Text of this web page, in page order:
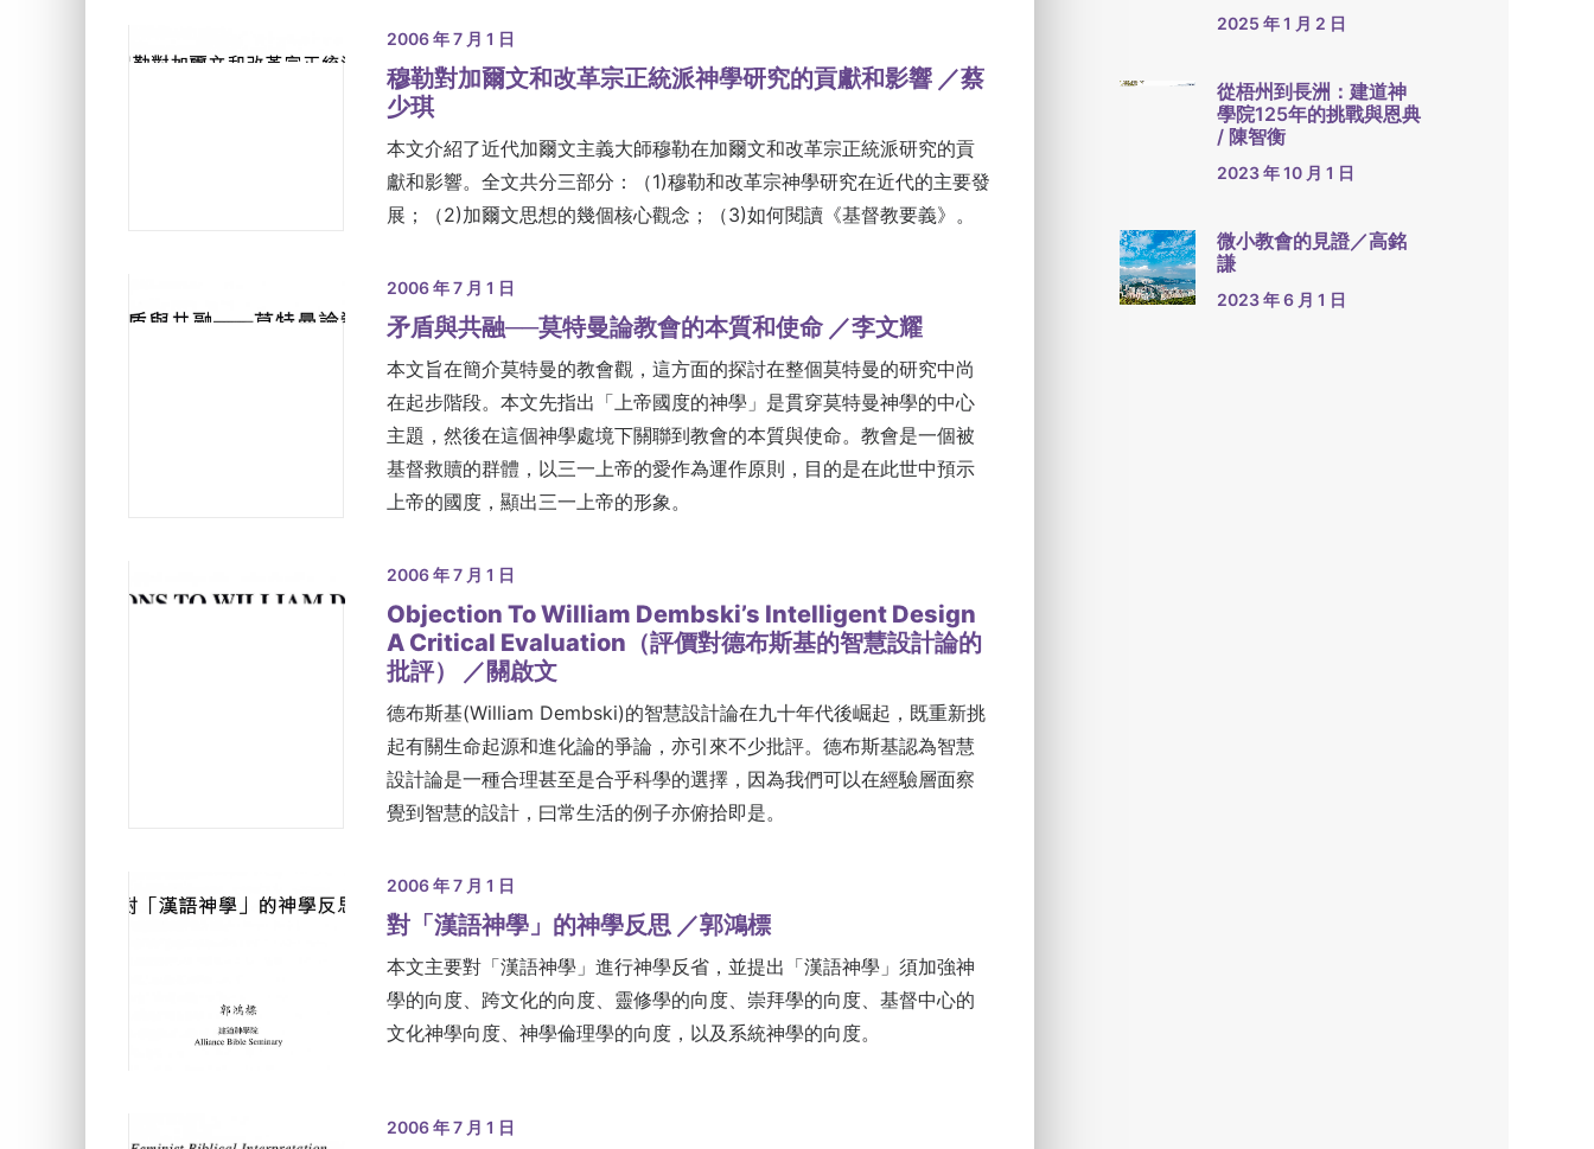
2006 年 7 月 1 日
穆勒對加爾文和改革宗正統派神學研究的貢獻和影響 ／蔡
少琪
本文介紹了近代加爾文主義大師穆勒在加爾文和改革宗正統派研究的貢
獻和影響。全文共分三部分：（1)穆勒和改革宗神學研究在近代的主要發
展；（2)加爾文思想的幾個核心觀念；（3)如何閱讀《基督教要義》。
2006 年 7 月 1 日
矛盾與共融──莫特曼論教會的本質和使命 ／李文耀
本文旨在簡介莫特曼的教會觀，這方面的探討在整個莫特曼的研究中尚
在起步階段。本文先指出「上帝國度的神學」是貫穿莫特曼神學的中心
主題，然後在這個神學處境下關聯到教會的本質與使命。教會是一個被
基督救贖的群體，以三一上帝的愛作為運作原則，目的是在此世中預示
上帝的國度，顯出三一上帝的形象。
2006 年 7 月 1 日
Objection To William Dembski’s Intelligent Design
A Critical Evaluation（評價對德布斯基的智慧設計論的
批評） ／關啟文
德布斯基(William Dembski)的智慧設計論在九十年代後崛起，既重新挑
起有關生命起源和進化論的爭論，亦引來不少批評。德布斯基認為智慧
設計論是一種合理甚至是合乎科學的選擇，因為我們可以在經驗層面察
覺到智慧的設計，曰常生活的例子亦俯拾即是。
2006 年 7 月 1 日
對「漢語神學」的神學反思 ／郭鴻標
本文主要對「漢語神學」進行神學反省，並提出「漢語神學」須加強神
學的向度、跨文化的向度、靈修學的向度、崇拜學的向度、基督中心的
文化神學向度、神學倫理學的向度，以及系統神學的向度。
2006 年 7 月 1 日
2025 年 1 月 2 日
從梧州到長洲：建道神
學院125年的挑戰與恩典
/ 陳智衡
2023 年 10 月 1 日
微小教會的見證／高銘
謙
2023 年 6 月 1 日